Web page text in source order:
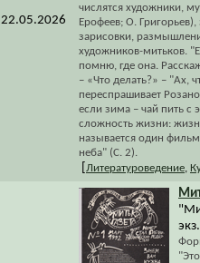
22.05.2026
числятся художники,
Ерофеев; О.
зарисовки,
художников-митьков.
помню, где она.
– «Что делать?» – "Ах,
переспрашивает
если зима – чай пить с
сложность жизни:
называется один
неба" (С. 2).
Литературоведение
экз.